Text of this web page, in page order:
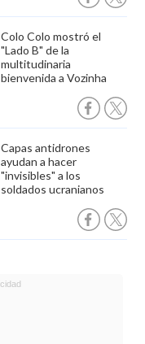
Colo Colo mostró el
"Lado B" de la
multitudinaria
bienvenida a Vozinha
Capas antidrones
ayudan a hacer
"invisibles" a los
soldados ucranianos